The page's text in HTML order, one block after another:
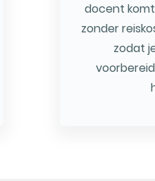
docent
zonder
zodat